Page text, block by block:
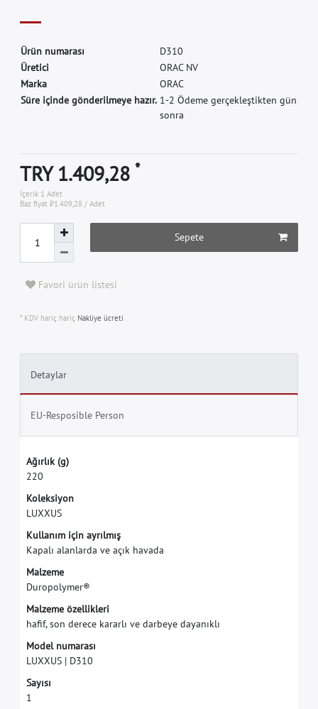
Ürün numarası D310
Üretici ORAC NV
Marka ORAC
Süre içinde gönderilmeye hazır. 1-2 Ödeme gerçekleştikten gün
sonra
TRY 1.409,28*
İçerik 1Adet
Baz fiyat₺1.409,28 / Adet
Sepete
Favori ürün listesi
* KDV hariç hariç Nakliye ücreti
Detaylar
EU-Resposible Person
Ağırlık (g)
220
Koleksiyon
LUXXUS
Kullanım için ayrılmış
Kapalı alanlarda ve açık havada
Malzeme
Duropolymer®
Malzeme özellikleri
haff, son derece kararlı ve darbeye dayanıklı
Model numarası
LUXXUS | D310
Sayısı
1